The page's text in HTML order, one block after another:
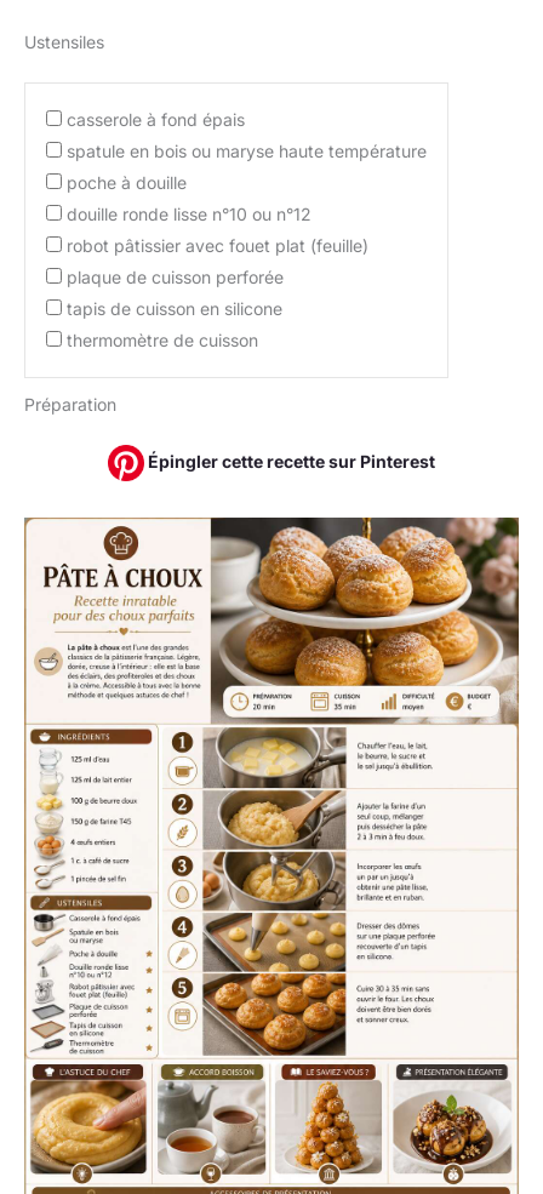
Ustensiles
casserole à fond épais
spatule en bois ou maryse haute température
poche à douille
douille ronde lisse n°10 ou n°12
robot pâtissier avec fouet plat (feuille)
plaque de cuisson perforée
tapis de cuisson en silicone
thermomètre de cuisson
Préparation
Épingler cette recette sur Pinterest